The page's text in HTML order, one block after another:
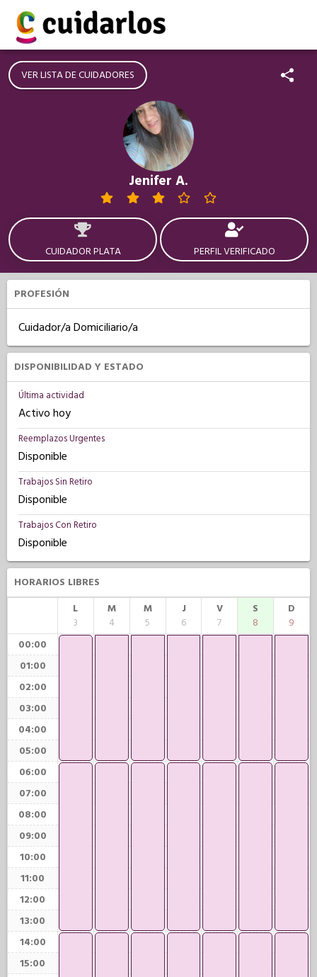
VER LISTA DE CUIDADORES
Jenifer A.
CUIDADOR PLATA PERFIL VERIFICADO
PROFESIÓN
Cuidador/a Domiciliario/a
DISPONIBILIDAD Y ESTADO
Última actividad
Activo hoy
Reemplazos Urgentes
Disponible
Trabajos Sin Retiro
Disponible
Trabajos Con Retiro
Disponible
HORARIOS LIBRES
L
3
M
4
M
5
J
6
V
7
S
8
D
9
00:00
01:00
02:00
03:00
04:00
05:00
06:00
07:00
08:00
09:00
10:00
11:00
12:00
13:00
14:00
15:00